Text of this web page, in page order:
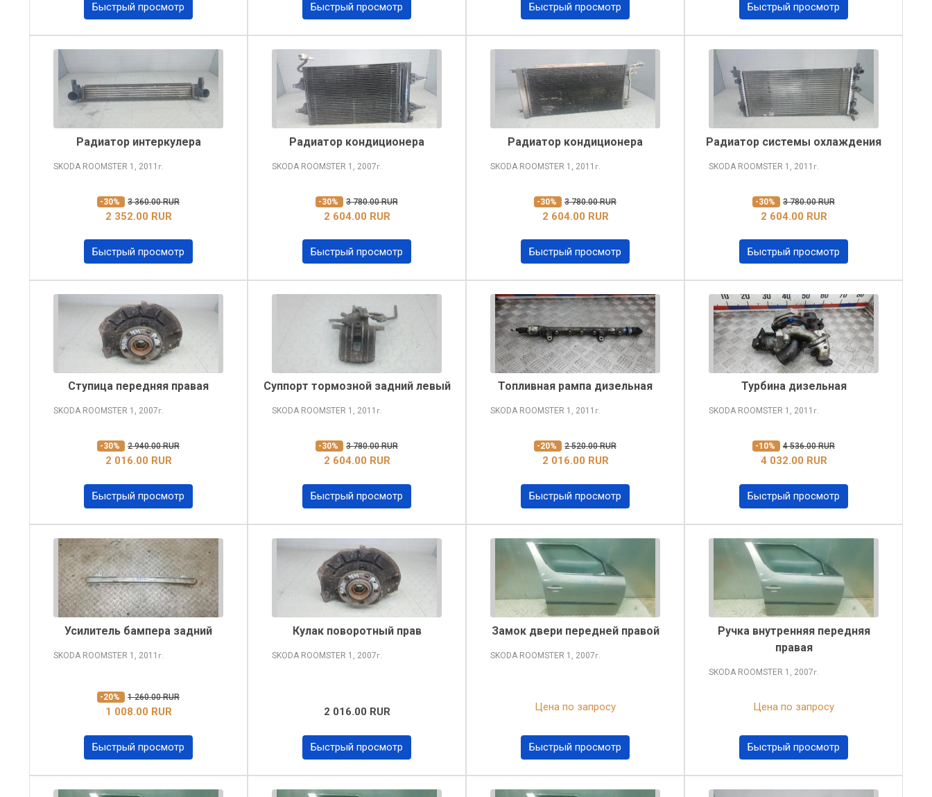
Быстрый просмотр Быстрый просмотр Быстрый просмотр Быстрый просмотр
Радиатор интеркулера
SKODA ROOMSTER 1, 2011 г.
-30% 3 360.00 RUR
2 352.00 RUR
Быстрый просмотр
Радиатор кондиционера
SKODA ROOMSTER 1, 2007г.
-30% 3 780.00 RUR
2 604.00 RUR
Быстрый просмотр
Радиатор кондиционера
SKODA ROOMSTER 1, 2011 г.
-30% 3 780.00 RUR
2 604.00 RUR
Быстрый просмотр
Радиатор системы охлаждения
SKODA ROOMSTER 1, 2011 г.
-30% 3 780.00 RUR
2 604.00 RUR
Быстрый просмотр
Ступица передняя правая
SKODA ROOMSTER 1, 2007г.
-30% 2 940.00 RUR
2 016.00 RUR
Быстрый просмотр
Суппорт тормозной задний левый
SKODA ROOMSTER 1, 2011 г.
-30% 3 780.00 RUR
2 604.00 RUR
Быстрый просмотр
Топливная рампа дизельная
SKODA ROOMSTER 1, 2011 г.
-20% 2 520.00 RUR
2 016.00 RUR
Быстрый просмотр
Турбина дизельная
SKODA ROOMSTER 1, 2011 г.
-10% 4 536.00 RUR
4 032.00 RUR
Быстрый просмотр
Усилитель бампера задний
SKODA ROOMSTER 1, 2011 г.
-20% 1 260.00 RUR
1 008.00 RUR
Быстрый просмотр
Кулак поворотный прав
SKODA ROOMSTER 1, 2007г.
2 016.00 RUR
Быстрый просмотр
Замок двери передней правой
SKODA ROOMSTER 1, 2007г.
Цена по запросу
Быстрый просмотр
Ручка внутренняя передняя
правая
SKODA ROOMSTER 1, 2007г.
Цена по запросу
Быстрый просмотр